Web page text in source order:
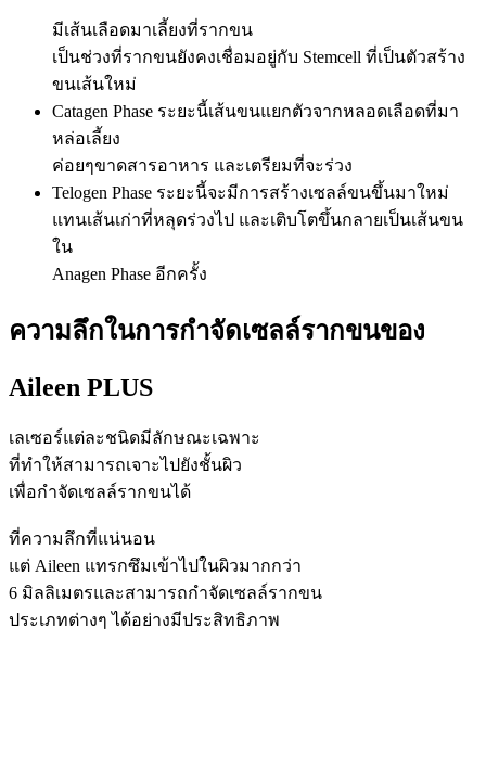
มีเส้นเลือดมาเลี้ยงที่รากขน
เป็นช่วงที่รากขนยังคงเชื่อมอยู่กับ Stemcell ที่เป็นตัวสร้าง
ขนเส้นใหม่
Catagen Phase ระยะนี้เส้นขนแยกตัวจากหลอดเลือดที่มา
หล่อเลี้ยง
ค่อยๆขาดสารอาหาร และเตรียมที่จะร่วง
Telogen Phase ระยะนี้จะมีการสร้างเซลล์ขนขึ้นมาใหม่
แทนเส้นเก่าที่หลุดร่วงไป และเติบโตขึ้นกลายเป็นเส้นขน
ใน
Anagen Phase อีกครั้ง
ความลึกในการกำจัดเซลล์รากขนของ
Aileen PLUS
เลเซอร์แต่ละชนิดมีลักษณะเฉพาะ
ที่ทําให้สามารถเจาะไปยังชั้นผิว
เพื่อกำจัดเซลล์รากขนได้
ที่ความลึกที่แน่นอน
แต่ Aileen แทรกซึมเข้าไปในผิวมากกว่า
6 มิลลิเมตรและสามารถกำจัดเซลล์รากขน
ประเภทต่างๆ ได้อย่างมีประสิทธิภาพ